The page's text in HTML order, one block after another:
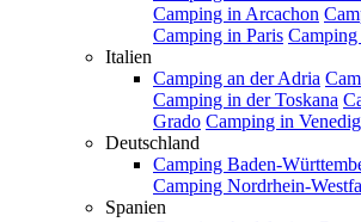
Camping in Arcachon
Camping in Paris
Italien
Camping an der Adria
Camping in der Toskana
Grado Camping in Venedig
Deutschland
Camping Baden-
Camping Nordrhein-
Spanien